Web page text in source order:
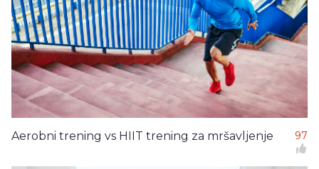
Aerobni trening vs HIIT trening za mršavljenje 97